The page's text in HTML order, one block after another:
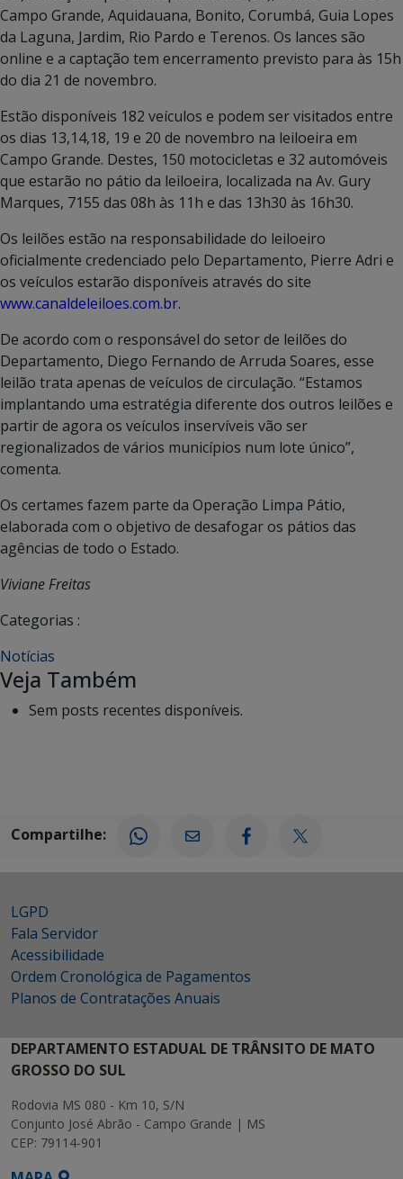
Campo Grande, Aquidauana, Bonito, Corumbá, Guia Lopes
da Laguna, Jardim, Rio Pardo e Terenos. Os lances são
online e a captação tem encerramento previsto para às 15h
do dia 21 de novembro.
Estão disponíveis 182 veículos e podem ser visitados entre
os dias 13,14,18, 19 e 20 de novembro na leiloeira em
Campo Grande. Destes, 150 motocicletas e 32 automóveis
que estarão no pátio da leiloeira, localizada na Av. Gury
Marques, 7155 das 08h às 11h e das 13h30 às 16h30.
Os leilões estão na responsabilidade do leiloeiro
oficialmente credenciado pelo Departamento, Pierre Adri e
os veículos estarão disponíveis através do site
www.canaldeleiloes.com.br.
De acordo com o responsável do setor de leilões do
Departamento, Diego Fernando de Arruda Soares, esse
leilão trata apenas de veículos de circulação. “Estamos
implantando uma estratégia diferente dos outros leilões e
partir de agora os veículos inservíveis vão ser
regionalizados de vários municípios num lote único”,
comenta.
Os certames fazem parte da Operação Limpa Pátio,
elaborada com o objetivo de desafogar os pátios das
agências de todo o Estado.
Viviane Freitas
Categorias :
Notícias
Veja Também
Sem posts recentes disponíveis.
Compartilhe:
LGPD
Fala Servidor
Acessibilidade
Ordem Cronológica de Pagamentos
Planos de Contratações Anuais
DEPARTAMENTO ESTADUAL DE TRÂNSITO DE MATO
GROSSO DO SUL
Rodovia MS 080 - Km 10, S/N
Conjunto José Abrão - Campo Grande | MS
CEP: 79114-901